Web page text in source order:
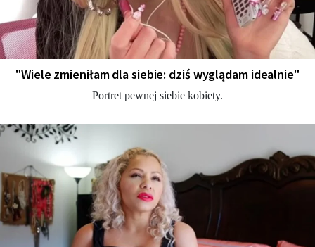
"Wiele zmieniłam dla siebie: dziś wyglądam idealnie"
Portret pewnej siebie kobiety.